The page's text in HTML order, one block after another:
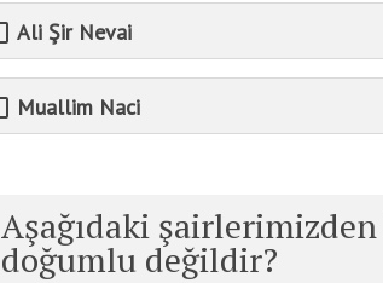
Ali Şir Nevai
Muallim Naci
Aşağıdaki
doğumlu değildir?